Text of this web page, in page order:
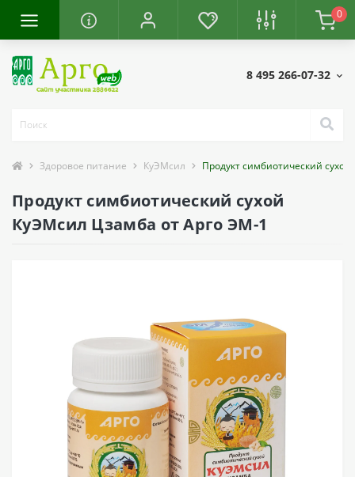
0
8 495 266-07-32
Здоровое питание КуЭМсил Продукт симбиотический
Продукт симбиотический сухой
КуЭМсил Цзамба от Арго ЭМ-1